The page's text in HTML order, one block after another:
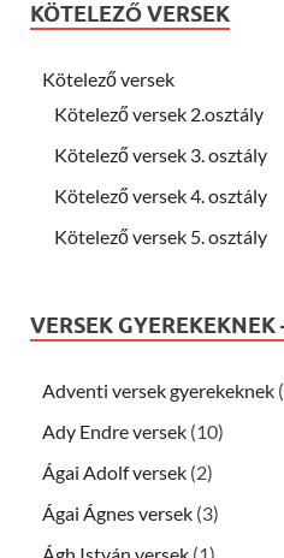
KÖTELEZŐ VERSEK
Kötelező versek
Kötelező versek 2.osztály
Kötelező versek 3. osztály
Kötelező versek 4. osztály
Kötelező versek 5. osztály
VERSEK GYEREKEKNEK
Adventi versek gyerekeknek
Ady Endre versek (10)
Ágai Adolf versek (2)
Ágai Ágnes versek (3)